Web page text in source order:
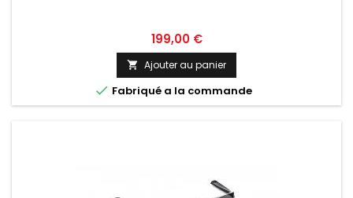
Prix
199,00 €
 Ajouter au panier
 Fabriqué a la commande